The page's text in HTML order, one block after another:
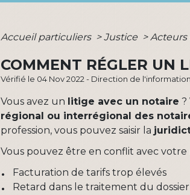
Accueil particuliers > Justice >
COMMENT RÉGLER UN
Vérifié le 04 Nov 2022 - Direction de
Vous avez un litige avec un notaire ?
régional ou interrégional des
profession, vous pouvez saisir la
Vous pouvez être en conflit avec
Facturation de tarifs trop élevés
Retard dans le traitement du dossier